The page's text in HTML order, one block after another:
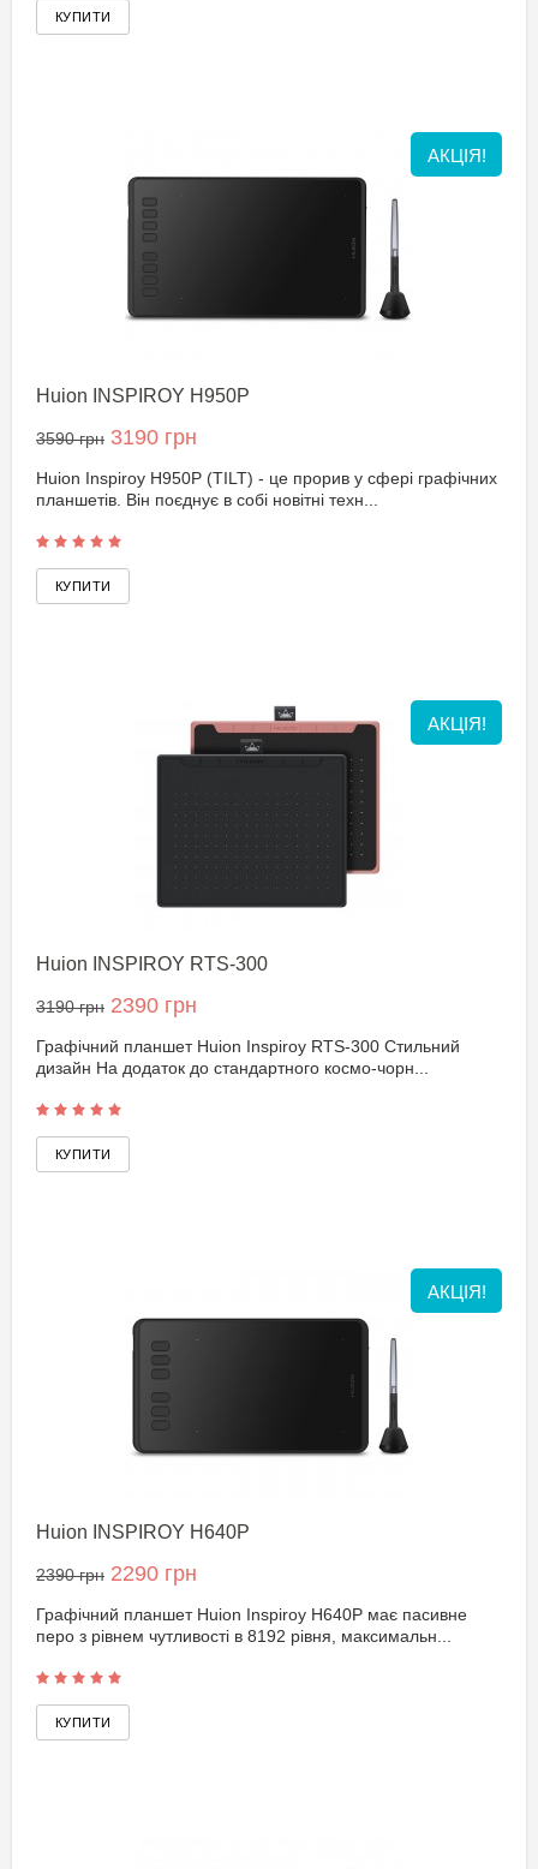
АКЦІЯ!
Huion INSPIROY H950P
3590 грн 3190 грн
Huion Inspiroy H950P (TILT) - це прорив у сфері графічних
планшетів. Він поєднує в собі новітні техн...
АКЦІЯ!
Huion INSPIROY RTS-300
3190 грн 2390 грн
Графічний планшет Huion Inspiroy RTS-300 Стильний
дизайн На додаток до стандартного космо-чорн...
АКЦІЯ!
Huion INSPIROY H640P
2390 грн 2290 грн
Графічний планшет Huion Inspiroy H640P має пасивне
перо з рівнем чутливості в 8192 рівня, максимальн...